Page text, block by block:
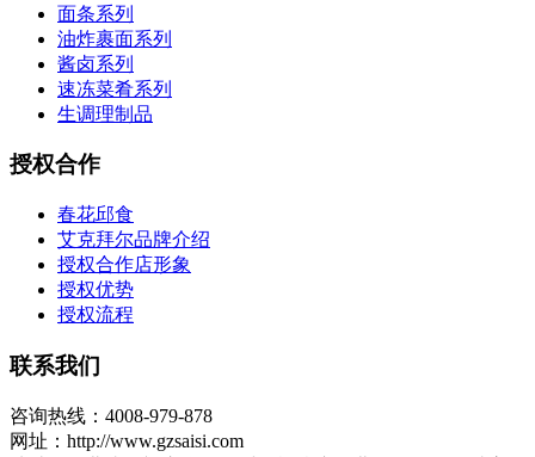
面条系列
油炸裹面系列
酱卤系列
速冻菜肴系列
生调理制品
授权合作
春花邱食
艾克拜尔品牌介绍
授权合作店形象
授权优势
授权流程
联系我们
咨询热线：4008-979-878
网址：http://www.gzsaisi.com